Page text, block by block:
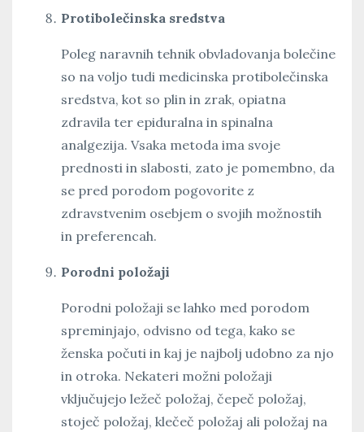
Protibolečinska sredstva
Poleg naravnih tehnik obvladovanja bolečine
so na voljo tudi medicinska protibolečinska
sredstva, kot so plin in zrak, opiatna
zdravila ter epiduralna in spinalna
analgezija. Vsaka metoda ima svoje
prednosti in slabosti, zato je pomembno, da
se pred porodom pogovorite z
zdravstvenim osebjem o svojih možnostih
in preferencah.
Porodni položaji
Porodni položaji se lahko med porodom
spreminjajo, odvisno od tega, kako se
ženska počuti in kaj je najbolj udobno za njo
in otroka. Nekateri možni položaji
vključujejo ležeč položaj, čepeč položaj,
stoječ položaj, klečeč položaj ali položaj na